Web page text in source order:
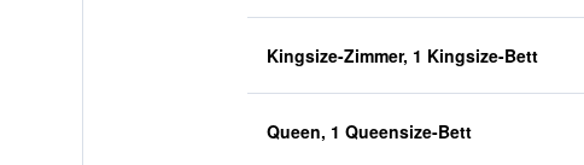
Kingsize-Zimmer, 1 Kingsize-Bett
Queen, 1 Queensize-Bett